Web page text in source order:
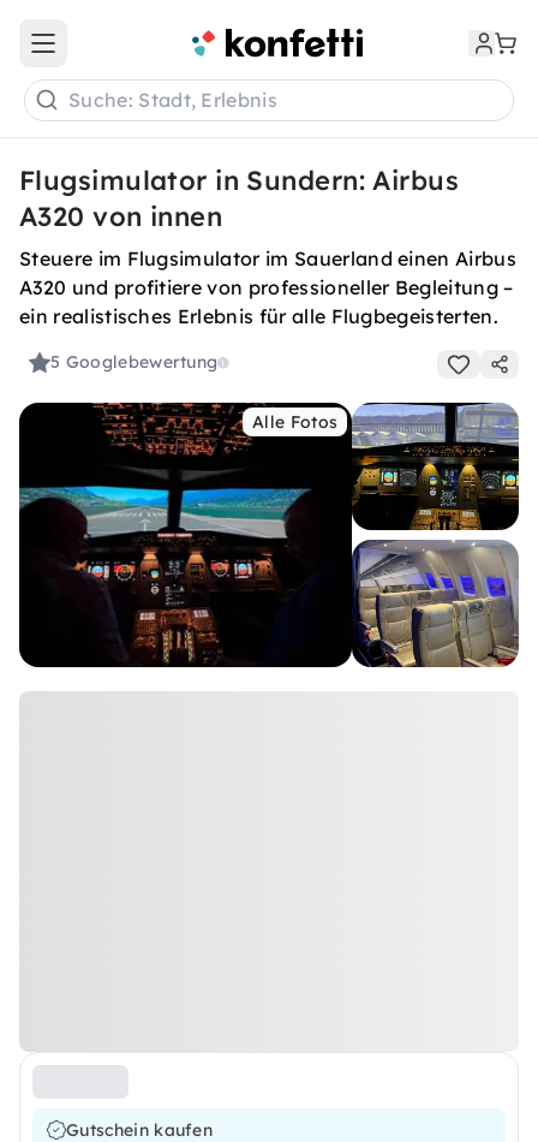
Open main menu
Suche: Stadt, Erlebnis
Flugsimulator in Sundern: Airbus
A320 von innen
Steuere im Flugsimulator im Sauerland einen Airbus
A320 und profitiere von professioneller Begleitung –
ein realistisches Erlebnis für alle Flugbegeisterten.
5 Googlebewertung
Alle Fotos
Gutschein kaufen